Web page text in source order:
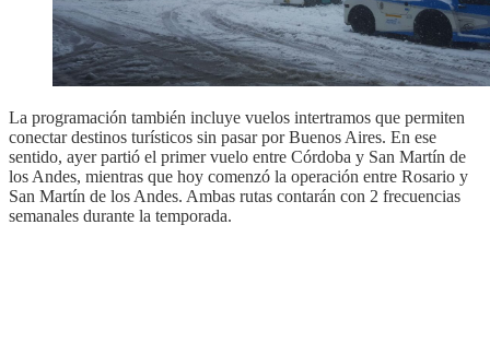
La programación también incluye vuelos intertramos que permiten
conectar destinos turísticos sin pasar por Buenos Aires. En ese
sentido, ayer partió el primer vuelo entre Córdoba y San Martín de
los Andes, mientras que hoy comenzó la operación entre Rosario y
San Martín de los Andes. Ambas rutas contarán con 2 frecuencias
semanales durante la temporada.